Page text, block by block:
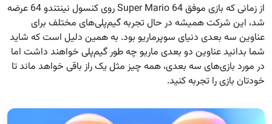
از زمانی که بازی موفق Super Mario 64 روی کنسول نینتندو 64 عرضه
شد، این شرکت همیشه در حال تجربه گیم‌پلی‌های مختلف برای
عناوین سه بعدی دنیای سوپرماریو بود. به همین دلیل است که شاید
شما بدانید عناوین دو بعدی ماریو چه طور گیم‌پلی خواهند داشت اما
در مورد بازی‌های سه بعدی، همه چیز مثل یک راز باقی خواهد ماند تا
خودتان بازی را تجربه کنید.